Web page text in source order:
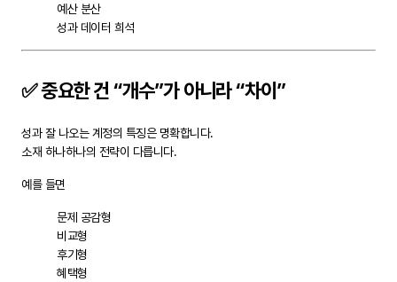
예산 분산
성과 데이터 희석
✅ 중요한 건 “개수”가 아니라 “차이”
성과 잘 나오는 계정의 특징은 명확합니다.
소재 하나하나의 전략이 다릅니다.
예를 들면
문제 공감형
비교형
후기형
혜택형